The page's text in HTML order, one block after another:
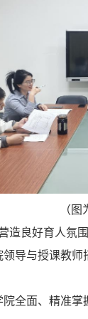
（
造良好育人氛围
导与授课教
全面、精准